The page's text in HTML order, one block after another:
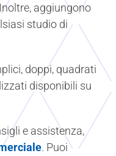
aggiungono
studio di
doppi, quadrati
disponibili su
e assistenza,
. Puoi